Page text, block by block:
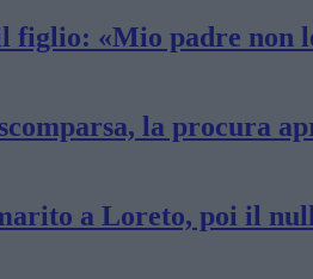
figlio: «Mio padre non
la procura
a Loreto, poi il